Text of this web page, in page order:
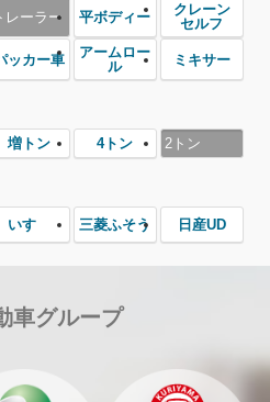
レーラー 平ボディー
クレーン
セルフ
ッカー車
アームロー
ル
ミキサー
増トン 4トン 2トン
いすゞ 三菱ふそう 日産UD
車グループ